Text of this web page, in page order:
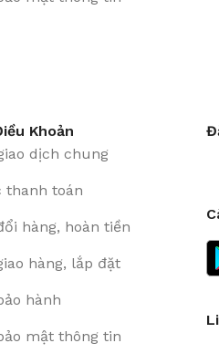
Khoản
dịch chung
thanh toán
hàng, hoàn tiền
hàng, lắp đặt
hành
mật thông tin